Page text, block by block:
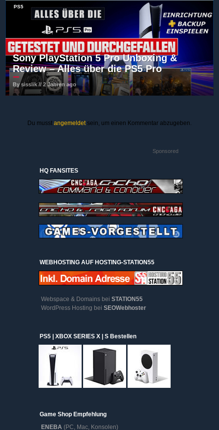
PS5
Sony PlayStation 5 Pro Unboxing &
Review – Alles über die PS5 Pro
By sisslik // 2 Jahren ago
Du musst angemeldetsein, um einen Kommentar abzugeben.
Sponsored
HQ FANSITES
WEBHOSTING AUF HOSTING-STATION55
Webspace & Domains bei STATION55
WordPress Hosting bei SEOWebhoster
PS5 | XBOX SERIES X | S Bestellen
Game Shop Empfehlung
ENEBA (PC, Mac, Konsolen)